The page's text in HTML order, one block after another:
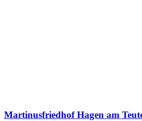
Martinusfriedhof Hagen am